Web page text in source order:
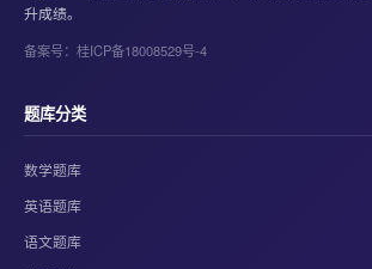
升成绩。
备案号：桂ICP备18008529号-4
题库分类
数学题库
英语题库
语文题库